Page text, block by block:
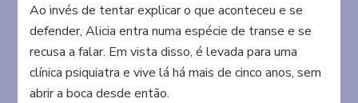
Ao invés de tentar explicar o que aconteceu e se
defender, Alicia entra numa espécie de transe e se
recusa a falar. Em vista disso, é levada para uma
clínica psiquiatra e vive lá há mais de cinco anos, sem
abrir a boca desde então.